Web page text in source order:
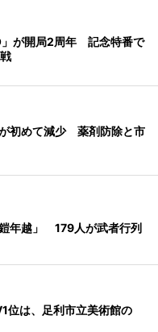
」が開局2周年 記念特番で
初めて減少 薬剤防除と市
年越」 179人が武者行列
位は、足利市立美術館の